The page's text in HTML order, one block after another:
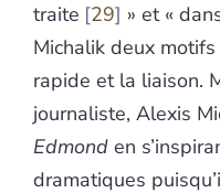
traite 29 » et «
Michalik deux motifs
rapide et la liaison.
journaliste, Alexis
Edmond en
dramatiques